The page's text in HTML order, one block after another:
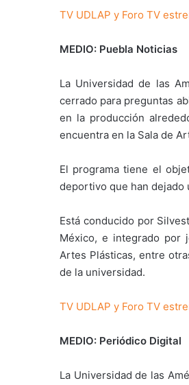
TV UDLAP y Foro TV
MEDIO: Puebla Noticias
La Universidad de las
cerrado para preguntas
en la producción
encuentra en la Sala de
El programa tiene el
deportivo que han dejado
Está conducido por
México, e integrado por
Artes Plásticas, entre
de la universidad.
TV UDLAP y Foro TV
MEDIO: Periódico Digital
La Universidad de las